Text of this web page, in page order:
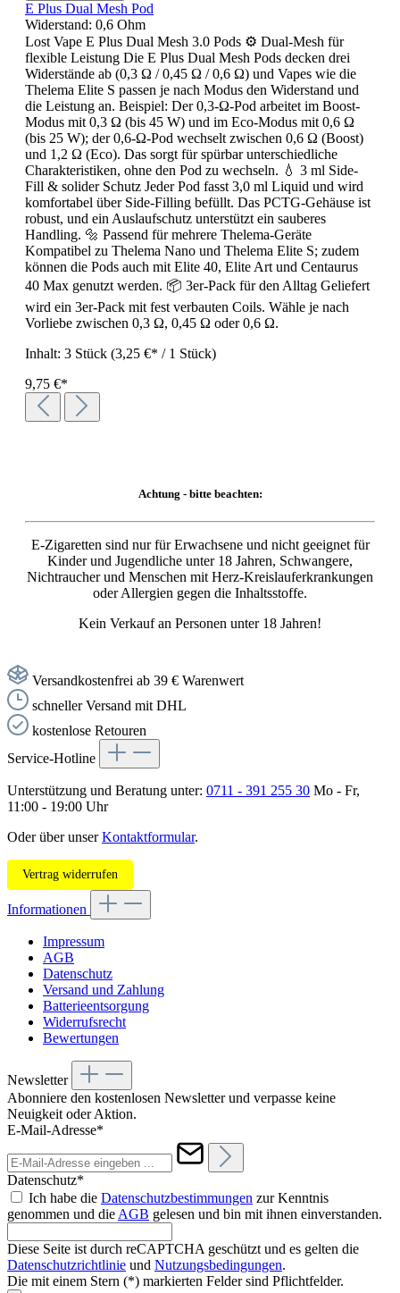
E Plus Dual Mesh Pod
Widerstand: 0,6 Ohm
Lost Vape E Plus Dual Mesh 3.0 Pods ⚙️ Dual-Mesh für
flexible Leistung Die E Plus Dual Mesh Pods decken drei
Widerstände ab (0,3 Ω / 0,45 Ω / 0,6 Ω) und Vapes wie die
Thelema Elite S passen je nach Modus den Widerstand und
die Leistung an. Beispiel: Der 0,3-Ω-Pod arbeitet im Boost-
Modus mit 0,3 Ω (bis 45 W) und im Eco-Modus mit 0,6 Ω
(bis 25 W); der 0,6-Ω-Pod wechselt zwischen 0,6 Ω (Boost)
und 1,2 Ω (Eco). Das sorgt für spürbar unterschiedliche
Charakteristiken, ohne den Pod zu wechseln. 💧 3 ml Side-
Fill & solider Schutz Jeder Pod fasst 3,0 ml Liquid und wird
komfortabel über Side-Filling befüllt. Das PCTG-Gehäuse ist
robust, und ein Auslaufschutz unterstützt ein sauberes
Handling. 🔩 Passend für mehrere Thelema-Geräte
Kompatibel zu Thelema Nano und Thelema Elite S; zudem
können die Pods auch mit Elite 40, Elite Art und Centaurus
40 Max genutzt werden. 📦 3er-Pack für den Alltag Geliefert
wird ein 3er-Pack mit fest verbauten Coils. Wähle je nach
Vorliebe zwischen 0,3 Ω, 0,45 Ω oder 0,6 Ω.
Inhalt: 3 Stück (3,25 €* / 1 Stück)
9,75 €*
Achtung - bitte beachten:
E-Zigaretten sind nur für Erwachsene und nicht geeignet für
Kinder und Jugendliche unter 18 Jahren, Schwangere,
Nichtraucher und Menschen mit Herz-Kreislauferkrankungen
oder Allergien gegen die Inhaltsstoffe.
Kein Verkauf an Personen unter 18 Jahren!
Versandkostenfrei ab 39 € Warenwert
schneller Versand mit DHL
kostenlose Retouren
Service-Hotline
Unterstützung und Beratung unter: 0711 - 391 255 30 Mo - Fr,
11:00 - 19:00 Uhr
Oder über unserKontaktformular.
Vertrag widerrufen
Informationen
Impressum
AGB
Datenschutz
Versand und Zahlung
Batterieentsorgung
Widerrufsrecht
Bewertungen
Newsletter
Abonniere den kostenlosen Newsletter und verpasse keine
Neuigkeit oder Aktion.
E-Mail-Adresse*
Datenschutz*
Ich habe die Datenschutzbestimmungen zur Kenntnis
genommen und die AGB gelesen und bin mit ihnen einverstanden.
Diese Seite ist durch reCAPTCHA geschützt und es gelten die
Datenschutzrichtlinie und Nutzungsbedingungen.
Die mit einem Stern (*) markierten Felder sind Pflichtfelder.